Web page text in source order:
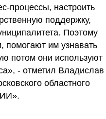
процессы, настроить
поддержку,
Поэтому
помогают им узнавать
потом они используют
- отметил Владислав
областного